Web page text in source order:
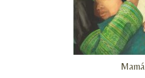
Mamá